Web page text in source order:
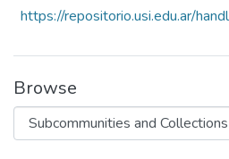
Statistics
https://repositorio.usi.edu.ar/
Browse